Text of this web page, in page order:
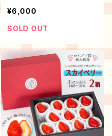
¥6,000
SOLD OUT